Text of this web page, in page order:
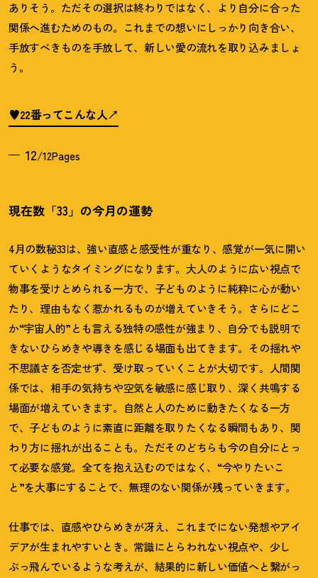
ありそう。ただその選択は終わりではなく、より自分に合った
関係へ進むためのもの。これまでの想いにしっかり向き合い、
手放すべきものを手放して、新しい愛の流れを取り込みましょ
う。
♥22番ってこんな人
12/12Pages
現在数「33」の今月の運勢
4月の数秘33は、強い直感と感受性が重なり、感覚が一気に開い
ていくようなタイミングになります。大人のように広い視点で
物事を受けとめられる一方で、子どものように純粋に心が動い
たり、理由もなく惹かれるものが増えていきそう。さらにどこ
か“宇宙人的”とも言える独特の感性が強まり、自分でも説明で
きないひらめきや導きを感じる場面も出てきます。その揺れや
不思議さを否定せず、受け取っていくことが大切です。人間関
係では、相手の気持ちや空気を敏感に感じ取り、深く共鳴する
場面が増えていきます。自然と人のために動きたくなる一方
で、子どものように素直に距離を取りたくなる瞬間もあり、関
わり方に揺れが出ることも。ただそのどちらも今の自分にとっ
て必要な感覚。全てを抱え込むのではなく、“今やりたいこ
と”を大事にすることで、無理のない関係が残っていきます。
仕事では、直感やひらめきが冴え、これまでにない発想やアイ
デアが生まれやすいとき。常識にとらわれない視点や、少し
ぶっ飛んでいるような考えが、結果的に新しい価値へと繋がっ